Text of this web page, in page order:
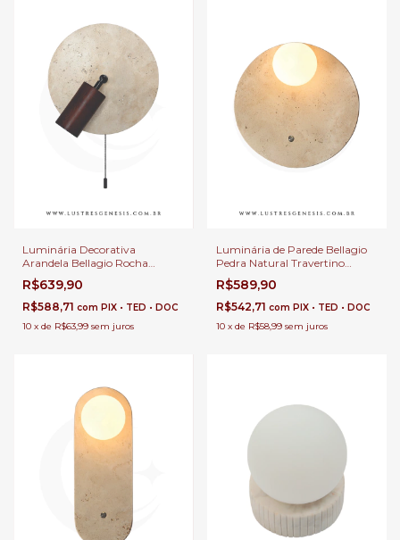
Luminária Decorativa
Arandela Bellagio Rocha
Travertino com Spot
Direcionável 1 Lâmpada E-27
Ø25cm para Cabeceira de
Cama, Lavabos e Hall
R$639,90
R$588,71 com PIX • TED • DOC
10 x de R$63,99 sem juros
Luminária de Parede Bellagio
Pedra Natural Travertino
Ø30cm com Globo Leitoso e
Lâmpada G9 para Cabeceira
de Cama, Lavabos e Hall
R$589,90
R$542,71 com PIX • TED • DOC
10 x de R$58,99 sem juros